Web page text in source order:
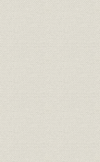
労働組合
福利厚生
福利厚生
福利厚生
福利厚生
福利厚生